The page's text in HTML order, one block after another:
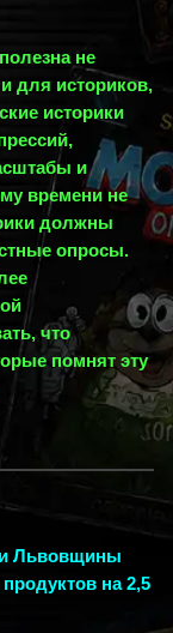
не
для историков,
историки
и
времени не
должны
опросы.
что
помнят эту
Львовщины
на 2,5